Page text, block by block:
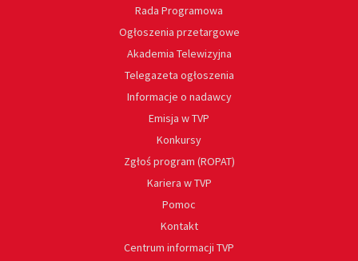
Rada Programowa
Ogłoszenia przetargowe
Akademia Telewizyjna
Telegazeta ogłoszenia
Informacje o nadawcy
Emisja w TVP
Konkursy
Zgłoś program (ROPAT)
Kariera w TVP
Pomoc
Kontakt
Centrum informacji TVP